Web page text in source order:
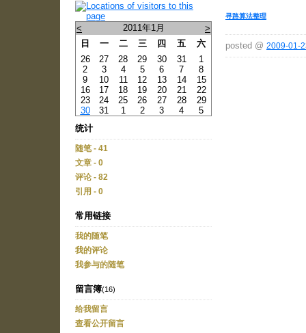
< 2011年1月
>
日
一 二 三 四 五
六
26
27 28 29 30 31
1
2
3 4 5 6 7
8
9
10 11 12 13 14
15
16
17 18 19 20 21
22
23
24 25 26 27 28
29
30
31 1 2 3 4
5
统计
随笔 - 41
文章 - 0
评论 - 82
引用 - 0
常用链接
我的随笔
我的评论
我参与的随笔
留言簿(16)
给我留言
查看公开留言
寻路算法整理
posted @ 2009-01-